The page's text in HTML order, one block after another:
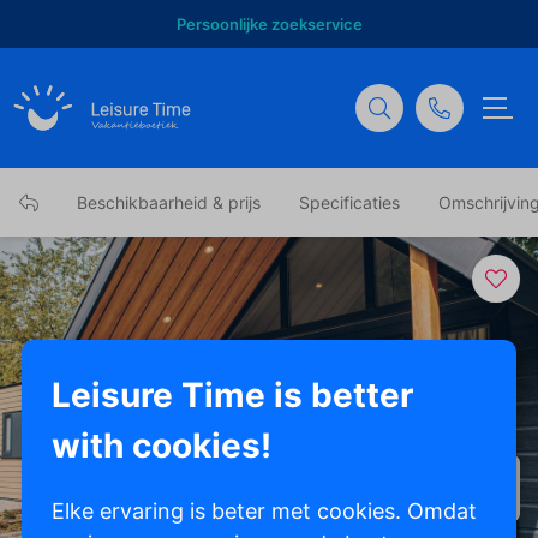
Persoonlijke zoekservice
Beschikbaarheid & prijs Specificaties
Leisure Time is better
with cookies!
Elke ervaring is beter met cookies. Omdat